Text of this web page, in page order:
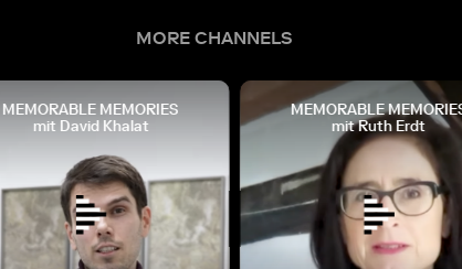
MORE CHANNELS
MEMORABLE MEMORIES
mit David Khalat
MEMORABLE MEMORIES
mit Ruth Erdt